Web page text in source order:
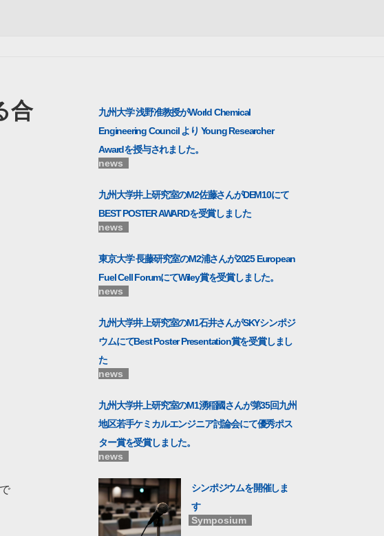
合
九州大学 浅野准教授がWorld Chemical
Engineering Council より Young Researcher
Awardを授与されました。
news
九州大学井上研究室のM2佐藤さんがDEM10にて
BEST POSTER AWARDを受賞しました
news
東京大学 長藤研究室のM2浦さんが2025 European
Fuel Cell ForumにてWiley賞を受賞しました。
news
九州大学井上研究室のM1石井さんがSKYシンポジ
ウムにてBest Poster Presentation賞を受賞しまし
た
news
九州大学井上研究室のM1湧稲國さんが第35回九州
地区若手ケミカルエンジニア討論会にて優秀ポス
ター賞を受賞しました。
news
シンポジウムを開催しま
す
Symposium